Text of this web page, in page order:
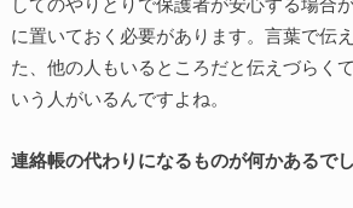
に置いておく必要があります。言葉で伝
た、他の人もいるところだと伝えづらく
いう人がいるんですよね。
連絡帳の代わりになるものが何かあるで